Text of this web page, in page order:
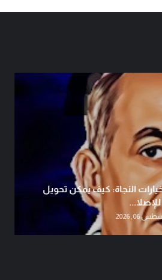
النجاة: كيف يمكن تحويل
06, 2026